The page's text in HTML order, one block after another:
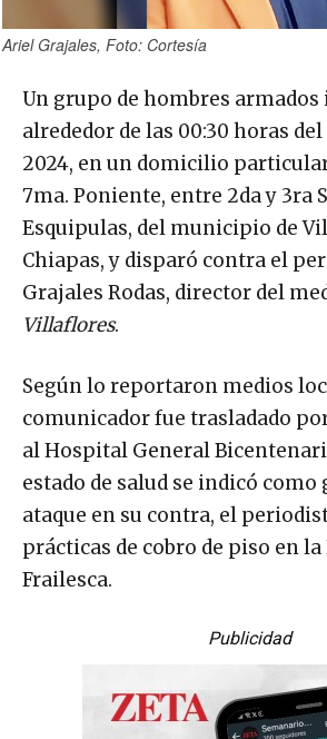
Ariel Grajales, Foto: Cortesía
Un grupo de hombres
alrededor de las 00:30 horas del
2024, en un domicilio
7ma. Poniente, entre 2da y 3ra
Esquipulas, del municipio de
Chiapas, y disparó contra el
Grajales Rodas, director del
Villaflores.
Según lo reportaron medios
comunicador fue trasladado
al Hospital General
estado de salud se indicó como
ataque en su contra, el
prácticas de cobro de piso en
Frailesca.
Publicidad